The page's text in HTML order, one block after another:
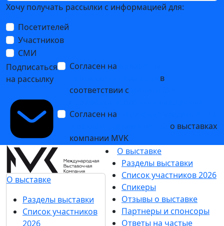
Хочу получать рассылки с информацией для:
Посетителей
Участников
СМИ
Подписаться
на рассылку
Согласен на
в
соответствии с
Согласен на
о выставках
компании MVK
О выставке
Разделы выставки
Список участников
2026
О выставке
Разделы выставки
Список участников 2026
Спикеры
Отзывы о выставке
Партнеры и спонсоры
Ответы на частые